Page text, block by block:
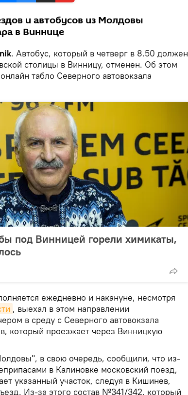
и автобусов из Молдовы
в Виннице
. Автобус, который в четверг в 8.50 должен
столицы в Винницу, отменен. Об этом
табло Северного автовокзала
под Винницей горели химикаты,
ежедневно и накануне, несмотря
, выехал в этом направлении
в среду с Северного автовокзала
который проезжает через Винницкую
в свою очередь, сообщили, что из-
в Калиновке московский поезд,
указанный участок, следуя в Кишинев,
Из-за этого состав №341/342, который